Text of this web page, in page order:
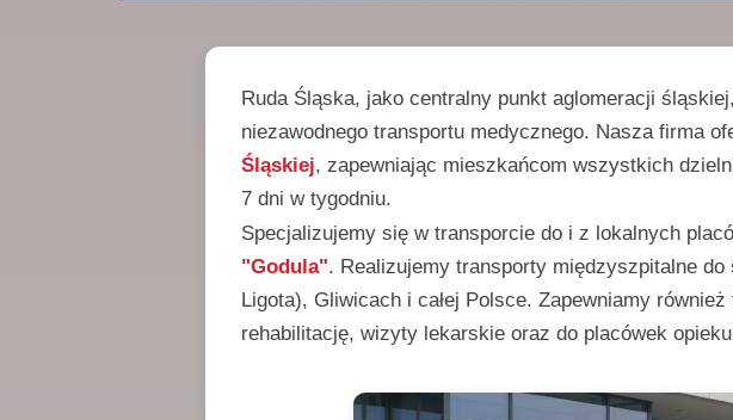
Ruda Śląska, jako centralny punkt aglomeracji
niezawodnego transportu medycznego. Nasza firma
Śląskiej, zapewniając mieszkańcom wszystkich
7 dni w tygodniu.
Specjalizujemy się w transporcie do i z lokalnych
"Godula". Realizujemy transporty międzyszpitalne
Ligota), Gliwicach i całej Polsce. Zapewniamy również
rehabilitację, wizyty lekarskie oraz do placówek